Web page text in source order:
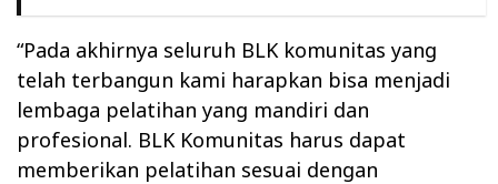
“Pada akhirnya seluruh BLK komunitas yang
telah terbangun kami harapkan bisa menjadi
lembaga pelatihan yang mandiri dan
profesional. BLK Komunitas harus dapat
memberikan pelatihan sesuai dengan